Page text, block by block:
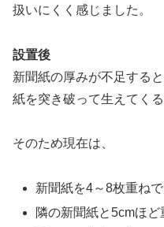
扱いにくく感じました。
設置後
新聞紙の厚みが不足する
紙を突き破って生えてく
そのため現在は、
新聞紙を4～8枚重ねで
隣の新聞紙と5cmほど